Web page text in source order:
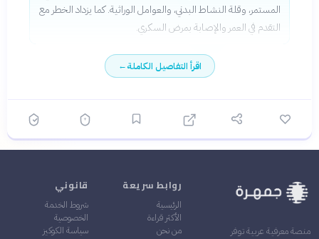
المستمر، وقلة النشاط البدني، والعوامل الوراثية. كما يزداد الخطر مع
التقدم في العمر والإصابة بمرض السكري.
اقرأ التفاصيل الكاملة←
منصة معرفية عربية توفر
روابط سريعة
الرئيسية
الأكثر قراءة
من نحن
قانوني
شروط الخدمة
الخصوصية
سياسة الكوكيز